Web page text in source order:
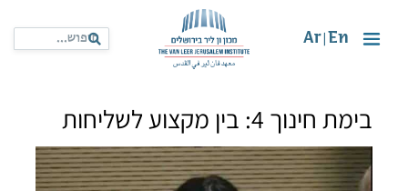
En
Ar
בימת חינוך 4: בין מקצוע לשליחות